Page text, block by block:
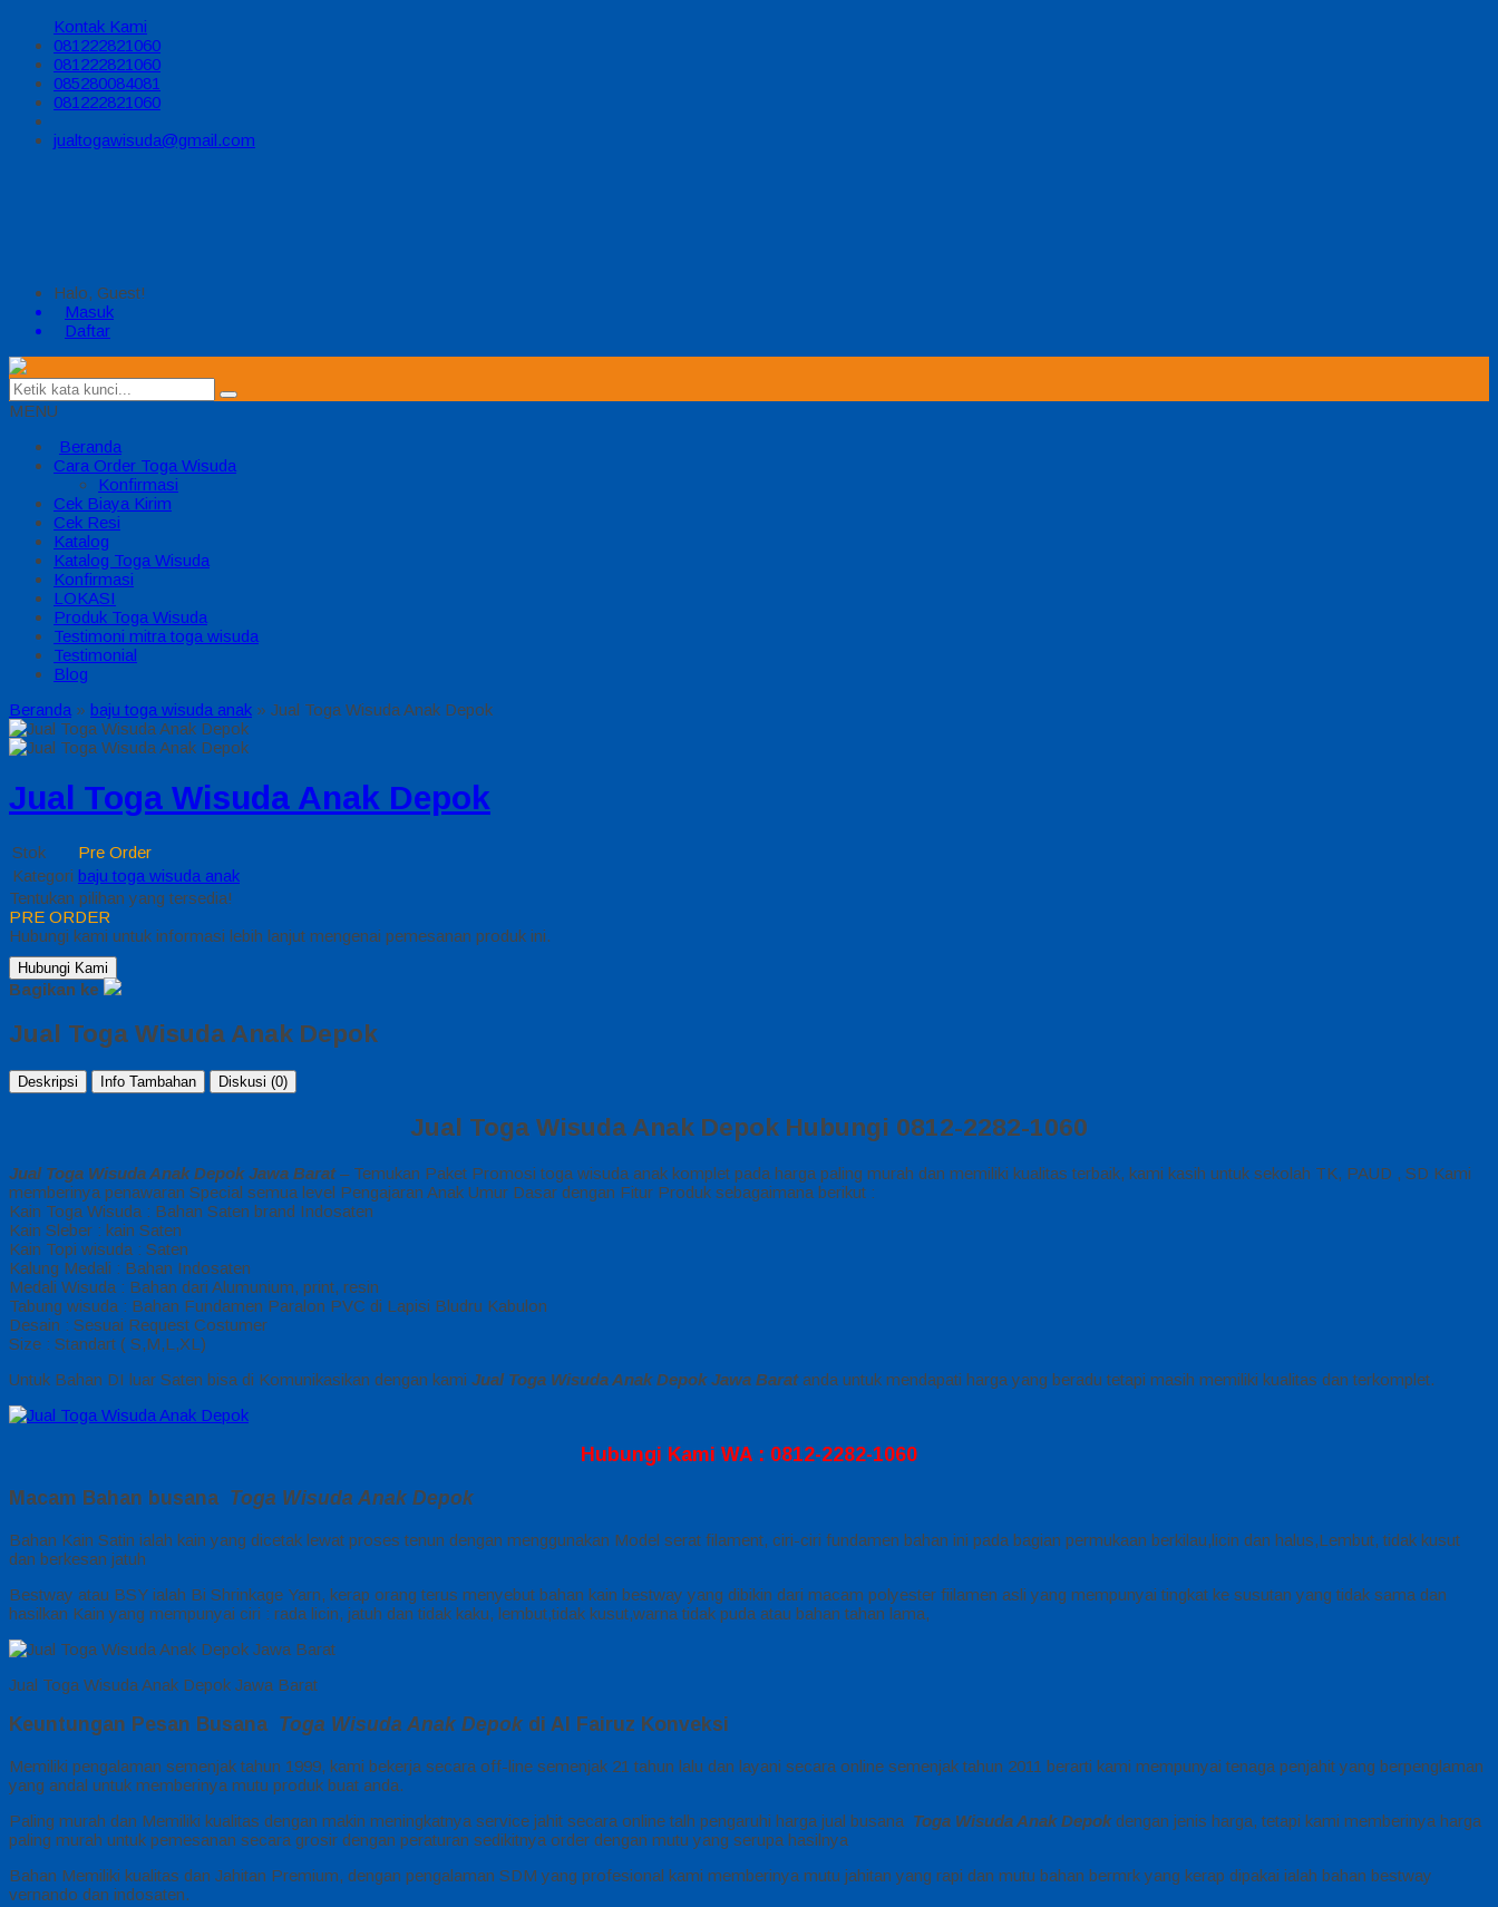
Kontak Kami
081222821060
081222821060
085280084081
081222821060
jualtogawisuda@gmail.com
Halo, Guest!
Masuk
Daftar
MENU
Beranda
Cara Order Toga Wisuda
Konfirmasi
Cek Biaya Kirim
Cek Resi
Katalog
Katalog Toga Wisuda
Konfirmasi
LOKASI
Produk Toga Wisuda
Testimoni mitra toga wisuda
Testimonial
Blog
Beranda » baju toga wisuda anak » Jual Toga Wisuda Anak Depok
Jual Toga Wisuda Anak Depok
Stok
Pre Order
Kategori baju toga wisuda anak
Tentukan pilihan yang tersedia!
PRE ORDER
Hubungi kami untuk informasi lebih lanjut mengenai pemesanan produk ini.
Hubungi Kami
Bagikan ke
Jual Toga Wisuda Anak Depok
Deskripsi Info Tambahan Diskusi (0)
Jual Toga Wisuda Anak Depok Hubungi 0812-2282-1060
Jual Toga Wisuda Anak Depok Jawa Barat– Temukan Paket Promosi toga wisuda anak komplet pada harga paling murah dan memiliki kualitas terbaik, kami kasih untuk sekolah TK, PAUD , SD Kami
memberinya penawaran Special semua level Pengajaran Anak Umur Dasar dengan Fitur Produk sebagaimana berikut :
Kain Toga Wisuda : Bahan Saten brand Indosaten
Kain Sleber : kain Saten
Kain Topi wisuda : Saten
Kalung Medali : Bahan Indosaten
Medali Wisuda : Bahan dari Alumunium, print, resin
Tabung wisuda : Bahan Fundamen Paralon PVC di Lapisi Bludru Kabulon
Desain : Sesuai Request Costumer
Size : Standart ( S,M,L,XL)
Untuk Bahan DI luar Saten bisa di Komunikasikan dengan kami Jual Toga Wisuda Anak Depok Jawa Baratanda untuk mendapati harga yang beradu tetapi masih memiliki kualitas dan terkomplet.
Hubungi Kami WA : 0812-2282-1060
Macam Bahan busana Toga Wisuda Anak Depok
Bahan Kain Satin ialah kain yang dicetak lewat proses tenun dengan menggunakan Model serat filament, ciri-ciri fundamen bahan ini pada bagian permukaan berkilau,licin dan halus,Lembut, tidak kusut
dan berkesan jatuh
Bestway atau BSY ialah Bi Shrinkage Yarn, kerap orang terus menyebut bahan kain bestway yang dibikin dari macam polyester fiilamen asli yang mempunyai tingkat ke susutan yang tidak sama dan
hasilkan Kain yang mempunyai ciri : rada licin, jatuh dan tidak kaku, lembut,tidak kusut,warna tidak puda atau bahan tahan lama,
Jual Toga Wisuda Anak Depok Jawa Barat
Keuntungan Pesan Busana Toga Wisuda Anak Depok di Al Fairuz Konveksi
Memiliki pengalaman semenjak tahun 1999, kami bekerja secara off-line semenjak 21 tahun lalu dan layani secara online semenjak tahun 2011 berarti kami mempunyai tenaga penjahit yang berpenglaman
yang andal untuk memberinya mutu produk buat anda.
Paling murah dan Memiliki kualitas dengan makin meningkatnya service jahit secara online talh pengaruhi harga jual busana Toga Wisuda Anak Depokdengan jenis harga, tetapi kami memberinya harga
paling murah untuk pemesanan secara grosir dengan peraturan sedikitnya order dengan mutu yang serupa hasilnya
Bahan Memiliki kualitas dan Jahitan Premium, dengan pengalaman SDM yang profesional kami memberinya mutu jahitan yang rapi dan mutu bahan bermrk yang kerap dipakai ialah bahan bestway
vernando dan indosaten.